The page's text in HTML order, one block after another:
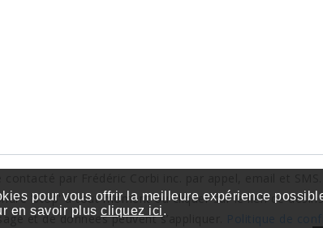
'stop' à tout moment ou cliquer sur le lien de
et de données peuvent s’appliquer.
pour vous offrir la meilleure expérience
en savoir plus cliquez ici.